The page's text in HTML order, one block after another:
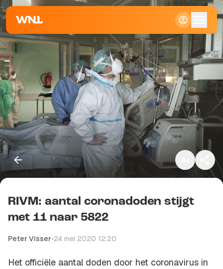
Klein
Standaard
Groot
Kopieer link
RIVM: aantal coronadoden stijgt
met 11 naar 5822
Peter Visser•24 mei 2020 12:20
Het officiële aantal doden door het coronavirus in